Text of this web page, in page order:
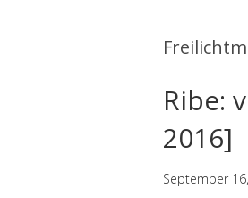
Ribe:
2016]
September